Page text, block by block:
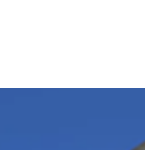
library minor